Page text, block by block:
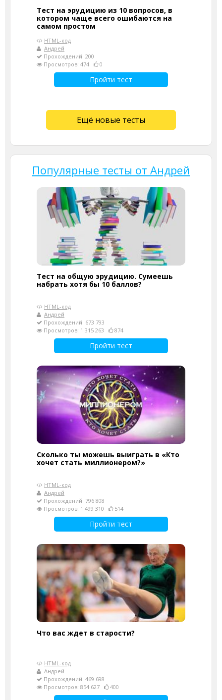
Тест на эрудицию из 10 вопросов, в
котором чаще всего ошибаются на
самом простом
HTML-код
Андрей
Прохождений: 200
Просмотров: 474
0
Пройти тест
Ещё новые тесты
Популярные тесты от Андрей
Тест на общую эрудицию. Сумеешь
набрать хотя бы 10 баллов?
HTML-код
Андрей
Прохождений: 673 793
Просмотров: 1 315 263
874
Пройти тест
Сколько ты можешь выиграть в «Кто
хочет стать миллионером?»
HTML-код
Андрей
Прохождений: 796 808
Просмотров: 1 499 310
514
Пройти тест
Что вас ждет в старости?
HTML-код
Андрей
Прохождений: 469 698
Просмотров: 854 627
400